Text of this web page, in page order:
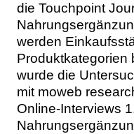
die Touchpoint
werden
Produktkategorien
wurde die
mit moweb
Online-Interviews